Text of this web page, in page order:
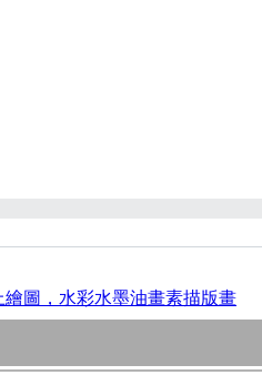
圖，水彩水墨油畫素描版畫